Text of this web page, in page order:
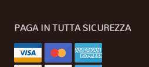
PAGA IN TUTTA SICUREZZA